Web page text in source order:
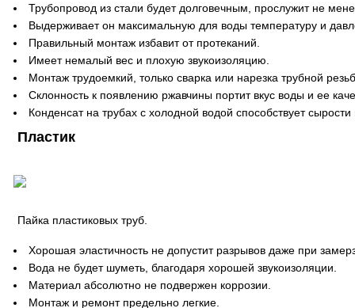
Трубопровод из стали будет долговечным, прослужит не
Выдерживает он максимальную для воды температуру и
Правильный монтаж избавит от протеканий.
Имеет немалый вес и плохую звукоизоляцию.
Монтаж трудоемкий, только сварка или нарезка трубной
Склонность к появлению ржавчины портит вкус воды и ее
Конденсат на трубах с холодной водой способствует
Пластик
Пайка пластиковых труб.
Хорошая эластичность не допустит разрывов даже при
Вода не будет шуметь, благодаря хорошей звукоизоляции.
Материал абсолютно не подвержен коррозии.
Монтаж и ремонт предельно легкие.